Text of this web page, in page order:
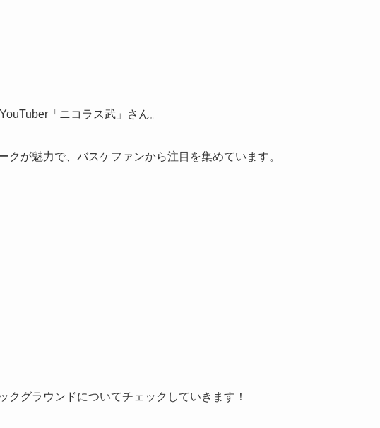
「ニコラス武」さん。
が魅力で、バスケファンから注目を集めています。
グラウンドについてチェックしていきます！